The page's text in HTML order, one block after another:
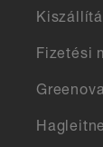
Fizetési